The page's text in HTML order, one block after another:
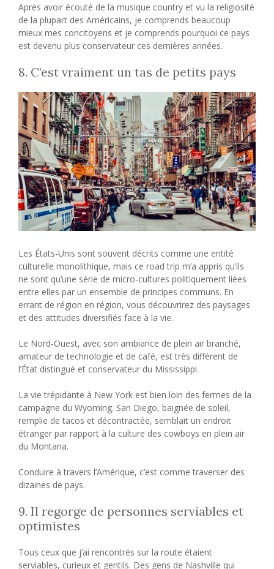
Après avoir écouté de la musique country et vu la religiosité
de la plupart des Américains, je comprends beaucoup
mieux mes concitoyens et je comprends pourquoi ce pays
est devenu plus conservateur ces dernières années.
8. C’est vraiment un tas de petits pays
Les États-Unis sont souvent décrits comme une entité
culturelle monolithique, mais ce road trip m’a appris qu’ils
ne sont qu’une série de micro-cultures politiquement liées
entre elles par un ensemble de principes communs. En
errant de région en région, vous découvrirez des paysages
et des attitudes diversifiés face à la vie.
Le Nord-Ouest, avec son ambiance de plein air branché,
amateur de technologie et de café, est très différent de
l’État distingué et conservateur du Mississippi.
La vie trépidante à New York est bien loin des fermes de la
campagne du Wyoming. San Diego, baignée de soleil,
remplie de tacos et décontractée, semblait un endroit
étranger par rapport à la culture des cowboys en plein air
du Montana.
Conduire à travers l’Amérique, c’est comme traverser des
dizaines de pays.
9. Il regorge de personnes serviables et
optimistes
Tous ceux que j’ai rencontrés sur la route étaient
serviables, curieux et gentils. Des gens de Nashville qui